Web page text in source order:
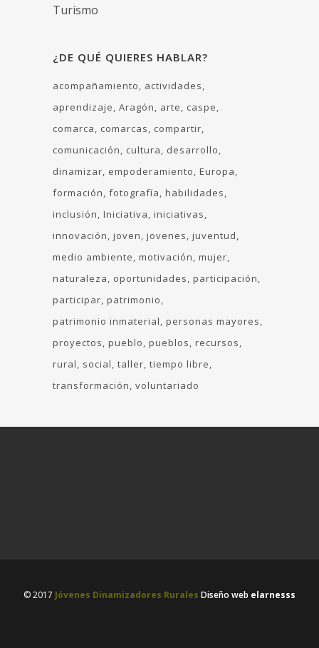
Turismo
¿DE QUÉ QUIERES HABLAR?
acompañamiento
actividades
aprendizaje Aragón arte
caspe
comarca
comarcas
compartir
comunicación
cultura
desarrollo
dinamizar empoderamiento Europa
formación fotografía habilidades
inclusión Iniciativa iniciativas
innovación joven jovenes juventud
medio ambiente motivación mujer
naturaleza
oportunidades participación
participar patrimonio
patrimonio inmaterial personas mayores
proyectos pueblo pueblos recursos
rural
social taller tiempo libre
transformación voluntariado
© 2017 Jóvenes Dinamizadores Rurales Diseño web elarnesss